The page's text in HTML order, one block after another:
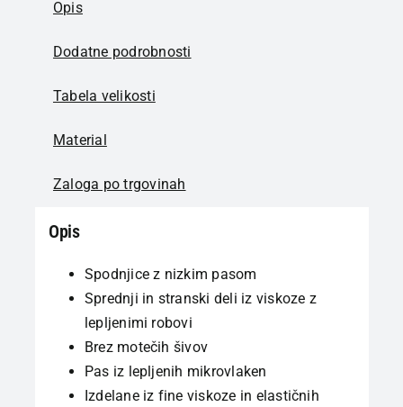
Opis
Dodatne podrobnosti
Tabela velikosti
Material
Zaloga po trgovinah
Opis
Spodnjice z nizkim pasom
Sprednji in stranski deli iz viskoze z
lepljenimi robovi
Brez motečih šivov
Pas iz lepljenih mikrovlaken
Izdelane iz fine viskoze in elastičnih